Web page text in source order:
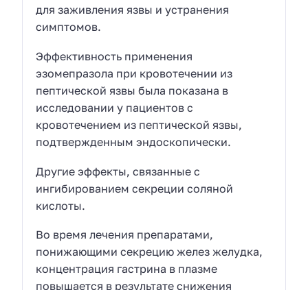
для заживления язвы и устранения
симптомов.
Эффективность применения
эзомепразола при кровотечении из
пептической язвы была показана в
исследовании у пациентов с
кровотечением из пептической язвы,
подтвержденным эндоскопически.
Другие эффекты, связанные с
ингибированием секреции соляной
кислоты.
Во время лечения препаратами,
понижающими секрецию желез желудка,
концентрация гастрина в плазме
повышается в результате снижения